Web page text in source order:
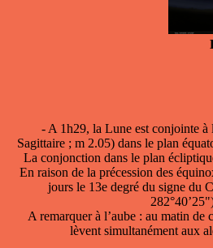
- A 1h29, la Lune est conjointe à
Sagittaire ; m 2.05) dans le plan
La conjonction dans le plan
En raison de la précession des
jours le 13e degré du signe du
A remarquer à l’aube : au matin de
lèvent simultanément aux